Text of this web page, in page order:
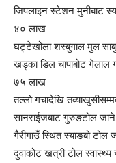
जिपलाइन स्टेशन मुनीबाट
४० लाख
घट्टेखोला शस्बुगाल मुल
खड्का डिल चापाबोट गेलाल
७५ लाख
तल्लो गचादेखि
सानराईजबाट गुरुङटोल जाने
गैरीगाउँ स्थित स्याङबो
दुवाकोट खत्री टोल